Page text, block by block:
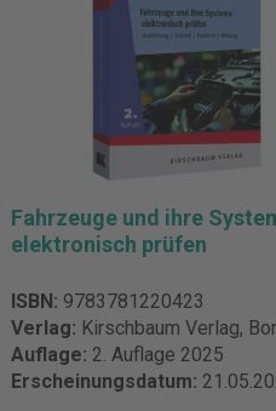
Fahrzeuge und ihre
elektronisch prüfen
ISBN: 9783781220423
Verlag: Kirschbaum Verlag,
Auflage: 2. Auflage 2025
Erscheinungsdatum: